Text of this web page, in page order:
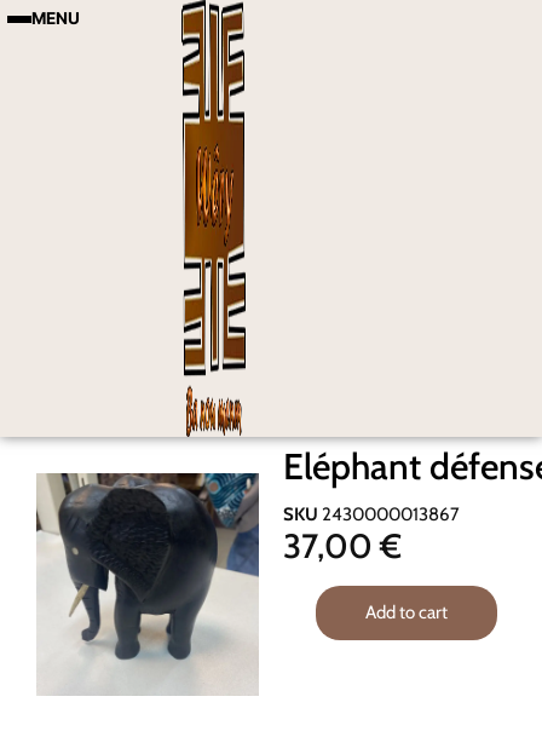
MENU
Eléphant
SKU 2430000013867
37,00€
Add to cart